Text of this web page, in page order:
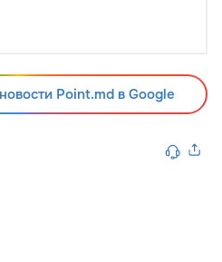
Point.md в Google